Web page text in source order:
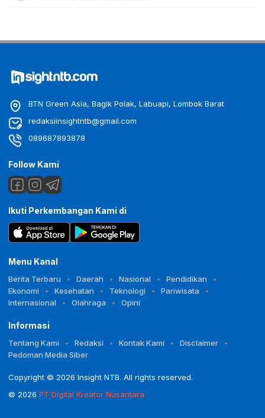
BTN Green Asia, Bagik Polak, Labuapi, Lombok Barat
redaksiinsightntb@gmail.com
089687893878
Follow Kami
Ikuti Perkembangan Kami di
Menu Kanal
Berita Terbaru Daerah Nasional
Pendidikan
Ekonomi
Kesehatan Teknologi
Pariwisata
Internasional
Olahraga Opini
Informasi
Tentang Kami Redaksi Kontak Kami
Disclaimer
Pedoman Media Siber
Copyright © 2026 Insight NTB. All rights reserved.
© 2026 PT Digital Kreator Nusantara